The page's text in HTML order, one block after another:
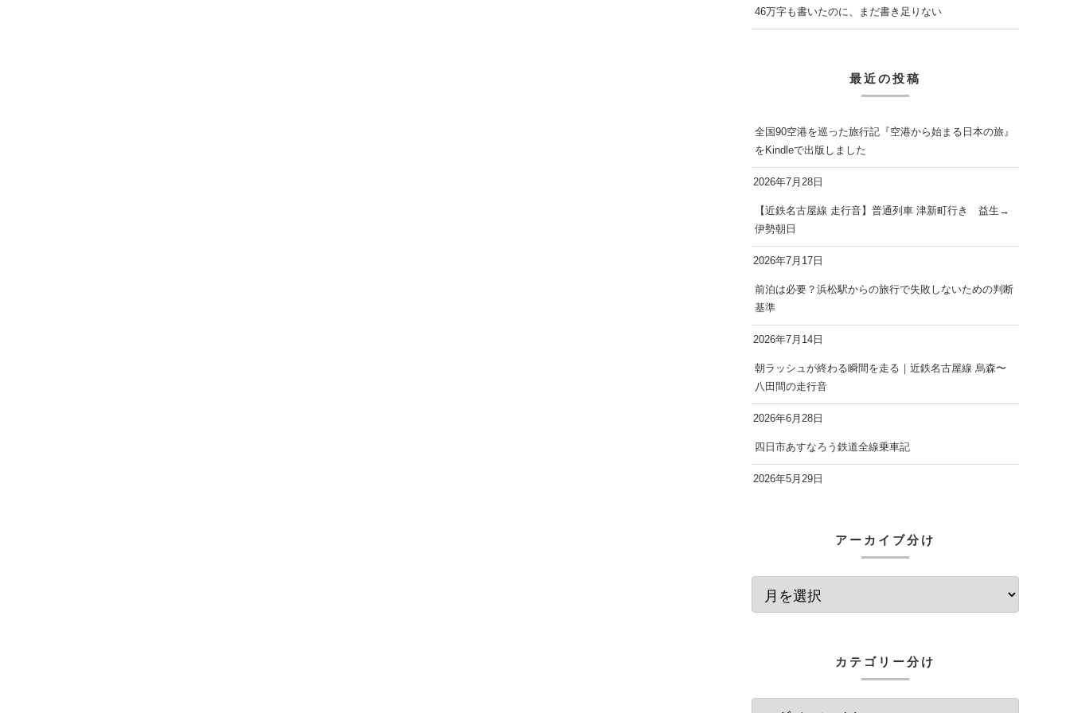
46万字も書いたのに、まだ書き足りない
最近の投稿
全国90空港を巡った旅行記『空港から始まる日本の旅』
をKindleで出版しました
2026年7月28日
【近鉄名古屋線 走行音】普通列車 津新町行き 益生→
伊勢朝日
2026年7月17日
前泊は必要？浜松駅からの旅行で失敗しないための判断
基準
2026年7月14日
朝ラッシュが終わる瞬間を走る｜近鉄名古屋線 烏森〜
八田間の走行音
2026年6月28日
四日市あすなろう鉄道全線乗車記
2026年5月29日
アーカイブ分け
カテゴリー分け